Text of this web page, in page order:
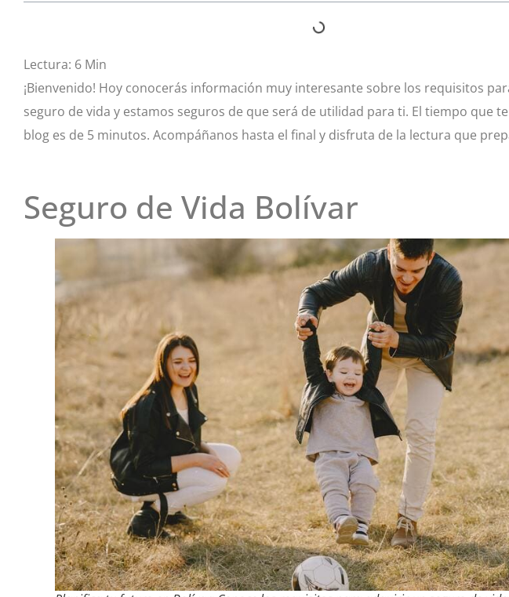
Lectura: 6 Min
¡Bienvenido! Hoy conocerás información muy interesante sobre los requisitos
seguro de vida y estamos seguros de que será de utilidad para ti. El tiempo que
blog es de 5 minutos. Acompáñanos hasta el final y disfruta de la lectura que
Seguro de Vida Bolívar